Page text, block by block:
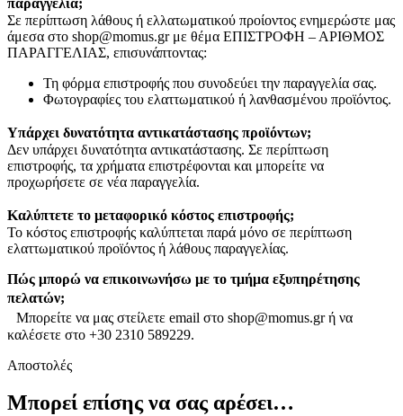
Σε περίπτωση λάθους ή ελλατωματικού προίοντος ενημερώστε μας
άμεσα στο shop@momus.gr με θέμα ΕΠΙΣΤΡΟΦΗ – ΑΡΙΘΜΟΣ
ΠΑΡΑΓΓΕΛΙΑΣ, επισυνάπτοντας:
Τη φόρμα επιστροφής που συνοδεύει την παραγγελία σας.
Φωτογραφίες του ελαττωματικού ή λανθασμένου προϊόντος.
Υπάρχει δυνατότητα αντικατάστασης προϊόντων;
Δεν υπάρχει δυνατότητα αντικατάστασης. Σε περίπτωση
επιστροφής, τα χρήματα επιστρέφονται και μπορείτε να
προχωρήσετε σε νέα παραγγελία.
Καλύπτετε το μεταφορικό κόστος επιστροφής;
Το κόστος επιστροφής καλύπτεται παρά μόνο σε περίπτωση
ελαττωματικού προϊόντος ή λάθους παραγγελίας.
Πώς μπορώ να επικοινωνήσω με το τμήμα εξυπηρέτησης
πελατών;
Μπορείτε να μας στείλετε email στο shop@momus.gr ή να
καλέσετε στο +30 2310 589229.
Αποστολές
Μπορεί επίσης να σας αρέσει…